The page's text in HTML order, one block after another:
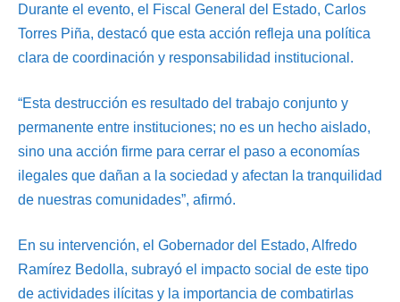
Durante el evento, el Fiscal General del Estado, Carlos
Torres Piña, destacó que esta acción refleja una política
clara de coordinación y responsabilidad institucional.
“Esta destrucción es resultado del trabajo conjunto y
permanente entre instituciones; no es un hecho aislado,
sino una acción firme para cerrar el paso a economías
ilegales que dañan a la sociedad y afectan la tranquilidad
de nuestras comunidades”, afirmó.
En su intervención, el Gobernador del Estado, Alfredo
Ramírez Bedolla, subrayó el impacto social de este tipo
de actividades ilícitas y la importancia de combatirlas